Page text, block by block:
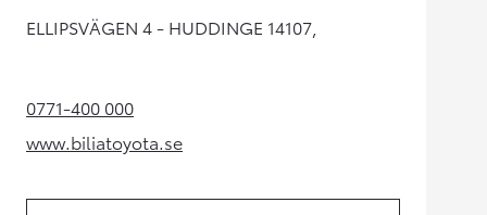
ELLIPSVÄGEN 4 - HUDDINGE 14107,
0771-400 000(Opens in new tab)
www.biliatoyota.se
(Opens in new tab)